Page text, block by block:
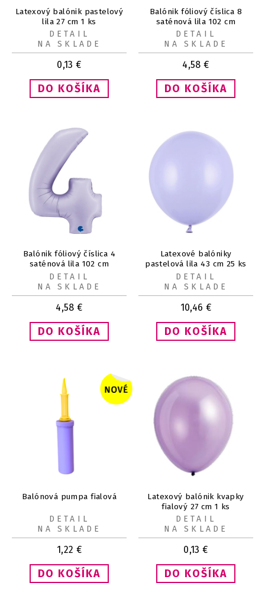
Latexový balónik pastelový
lila 27 cm 1 ks
0,13 €
DETAIL
NA SKLADE
Balónik fóliový číslica 8
saténová lila 102 cm
4,58 €
DETAIL
NA SKLADE
Balónik fóliový číslica 4
saténová lila 102 cm
4,58 €
DETAIL
NA SKLADE
Latexové balóniky
pastelová lila 43 cm 25 ks
10,46 €
DETAIL
NA SKLADE
Balónová pumpa fialová
1,22 €
DETAIL
NA SKLADE
Latexový balónik kvapky
fialový 27 cm 1 ks
0,13 €
DETAIL
NA SKLADE